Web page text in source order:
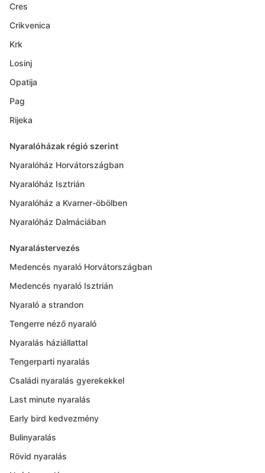
Cres
Crikvenica
Krk
Losinj
Opatija
Pag
Rijeka
Nyaralóházak régió szerint
Nyaralóház Horvátországban
Nyaralóház Isztrián
Nyaralóház a Kvarner-öbölben
Nyaralóház Dalmáciában
Nyaralástervezés
Medencés nyaraló Horvátországban
Medencés nyaraló Isztrián
Nyaraló a strandon
Tengerre néző nyaraló
Nyaralás háziállattal
Tengerparti nyaralás
Családi nyaralás gyerekekkel
Last minute nyaralás
Early bird kedvezmény
Bulinyaralás
Rövid nyaralás